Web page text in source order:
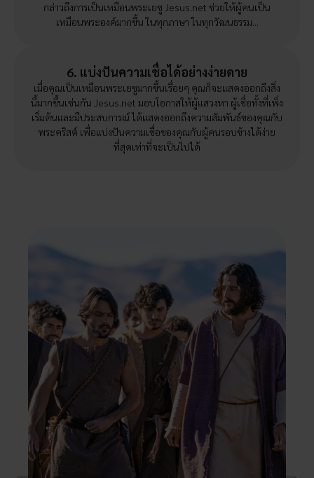
กล่าวถึงการเป็นเหมือนพระเยซู Jesus.net ช่วยให้ผู้คนเป็น
เหมือนพระองค์มากขึ้น ในทุกภาษา ในทุกวัฒนธรรม...
6. แบ่งปันความเชื่อได้อย่างง่ายดาย
เมื่อคุณเป็นเหมือนพระเยซูมากขึ้นเรื่อยๆ คุณก็จะแสดงออกถึงสิ่ง
นี้มากขึ้นเช่นกัน Jesus.net มอบโอกาสให้ผู้แสวงหา ผู้เชื่อทั้งที่เพิ่ง
เริ่มต้นและมีประสบการณ์ ได้แสดงออกถึงความสัมพันธ์ของคุณกับ
พระคริสต์ เพื่อแบ่งปันความเชื่อของคุณกับผู้คนรอบข้างได้ง่าย
ที่สุดเท่าที่จะเป็นไปได้